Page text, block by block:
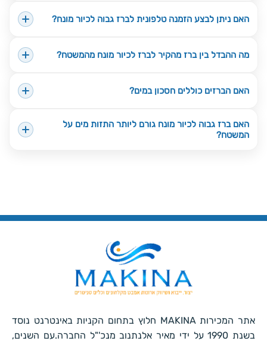
האם ניתן לבצע הזמנה טלפונית לברז גבוה לכיור מונח?
מה ההבדל בין ברז מהקיר לברז לכיור מונח מהמשטח?
האם הברזים כוללים חסכון במים?
האם ברז גבוה לכיור מונח גורם ליותר התזות מים על
המשטח?
אתר המכירות MAKINA חלוץ בתחום הקניות באינטרנט נוסד
בשנת 1990 על ידי מאיר אלנתנוב מנכ'"ל החברה.עם השנים,